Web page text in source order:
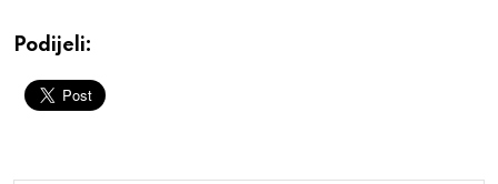
Podijeli: